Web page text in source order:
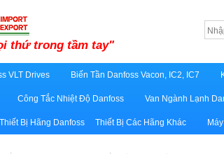
thứ trong tầm tay"
VLT Drives Biến Tần Danfoss Vacon, IC2, IC7
Công Tắc Nhiệt Độ Danfoss Van Ngành Lạnh
Thiết Bị Hãng Danfoss Thiết Bị Các Hãng Khác